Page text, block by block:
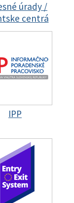
úrady /
centrá
IPP